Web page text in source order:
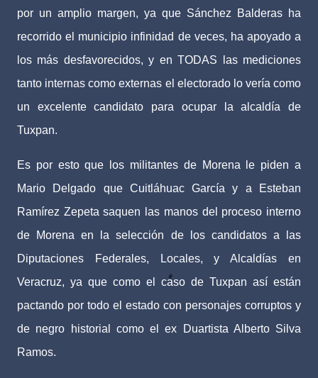
por un amplio margen, ya que Sánchez Balderas ha
recorrido el municipio infinidad de veces, ha apoyado a
los más desfavorecidos, y en TODAS las mediciones
tanto internas como externas el electorado lo vería como
un excelente candidato para ocupar la alcaldía de
Tuxpan.
Es por esto que los militantes de Morena le piden a
Mario Delgado que Cuitláhuac García y a Esteban
Ramírez Zepeta saquen las manos del proceso interno
de Morena en la selección de los candidatos a las
Diputaciones Federales, Locales, y Alcaldías en
Veracruz, ya que como el caso de Tuxpan así están
pactando por todo el estado con personajes corruptos y
de negro historial como el ex Duartista Alberto Silva
Ramos.